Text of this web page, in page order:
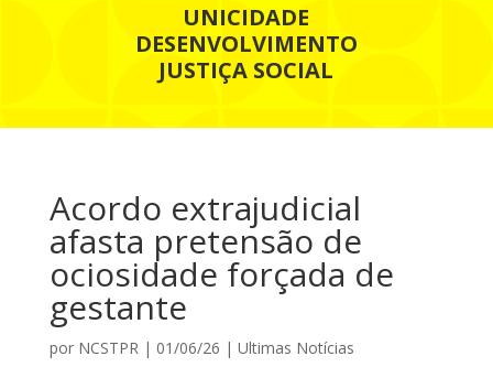
UNICIDADE
DESENVOLVIMENTO
JUSTIÇA SOCIAL
Acordo extrajudicial
afasta pretensão de
ociosidade forçada de
gestante
por NCSTPR| 01/06/26 | Ultimas Notícias